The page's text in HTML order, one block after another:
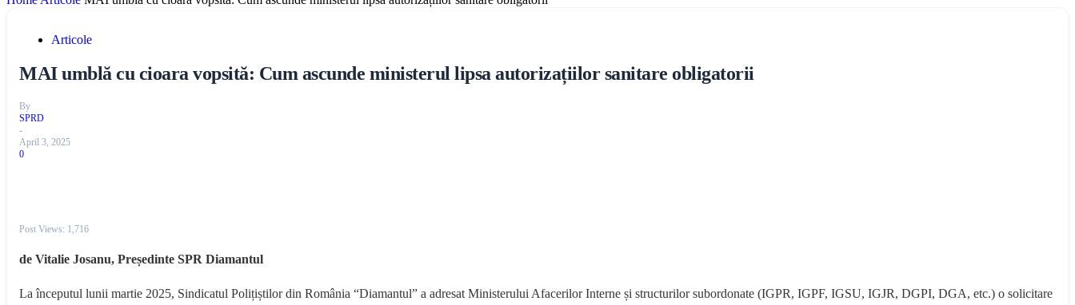
Articole
MAI umblă cu cioara vopsită: Cum ascunde ministerul lipsa autorizațiilor sanitare obligatorii
By
SPRD
-
April 3, 2025
0
Post Views: 1,716
de Vitalie Josanu, Președinte SPR Diamantul
La începutul lunii martie 2025, Sindicatul Polițiștilor din România “Diamantul” a adresat Ministerului Afacerilor Interne și structurilor subordonate (IGPR, IGPF, IGSU, IGJR, DGPI, DGA, etc.) o solicitare